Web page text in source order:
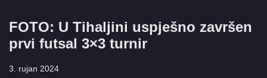
FOTO: U Tihaljini uspješno završen
prvi futsal 3×3 turnir
3. rujan 2024